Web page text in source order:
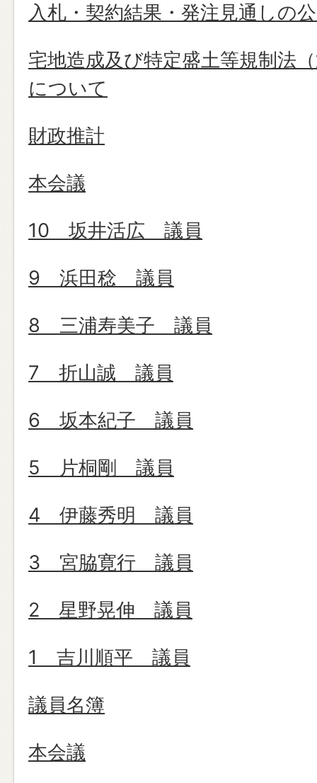
入札・契約結果・発注見通しの
宅地造成及び特定盛土等規制法
について
財政推計
本会議
10 坂井活広 議員
9 浜田稔 議員
8 三浦寿美子 議員
7 折山誠 議員
6 坂本紀子 議員
5 片桐剛 議員
4 伊藤秀明 議員
3 宮脇寛行 議員
2 星野晃伸 議員
1 吉川順平 議員
議員名簿
本会議